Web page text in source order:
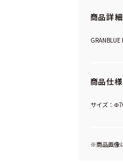
商品詳細
商品仕様
サイズ：
※商品画像